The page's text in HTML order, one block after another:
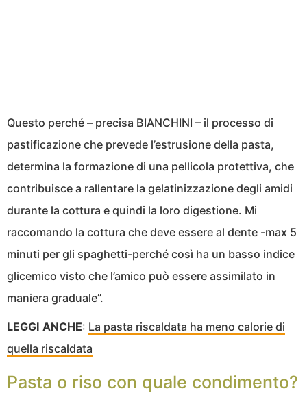
Questo perché – precisa BIANCHINI – il processo di
pastificazione che prevede l’estrusione della pasta,
determina la formazione di una pellicola protettiva, che
contribuisce a rallentare la gelatinizzazione degli amidi
durante la cottura e quindi la loro digestione. Mi
raccomando la cottura che deve essere al dente -max 5
minuti per gli spaghetti-perché così ha un basso indice
glicemico visto che l’amico può essere assimilato in
maniera graduale”.
LEGGI ANCHE: La pasta riscaldata ha meno calorie di
quella riscaldata
Pasta o riso con quale condimento?